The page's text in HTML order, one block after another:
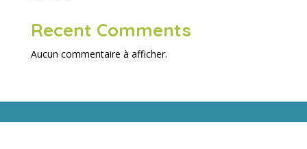
Recent Comments
Aucun commentaire à afficher.